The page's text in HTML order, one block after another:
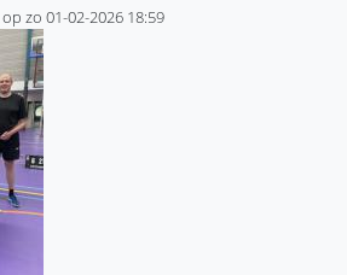
op zo 01-02-2026 18:59